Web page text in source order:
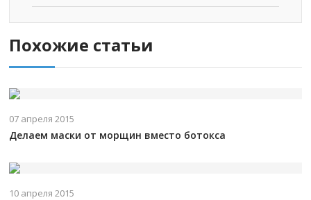
Похожие статьи
07 апреля 2015
Делаем маски от морщин вместо ботокса
10 апреля 2015